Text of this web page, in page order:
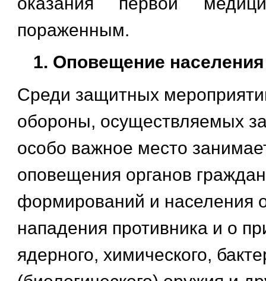
пораженным.
Оповещение населения
Среди защитных
обороны, осуществляемых
особо важное место
оповещения органов
формирований и населения
нападения противника и о
ядерного, химического,